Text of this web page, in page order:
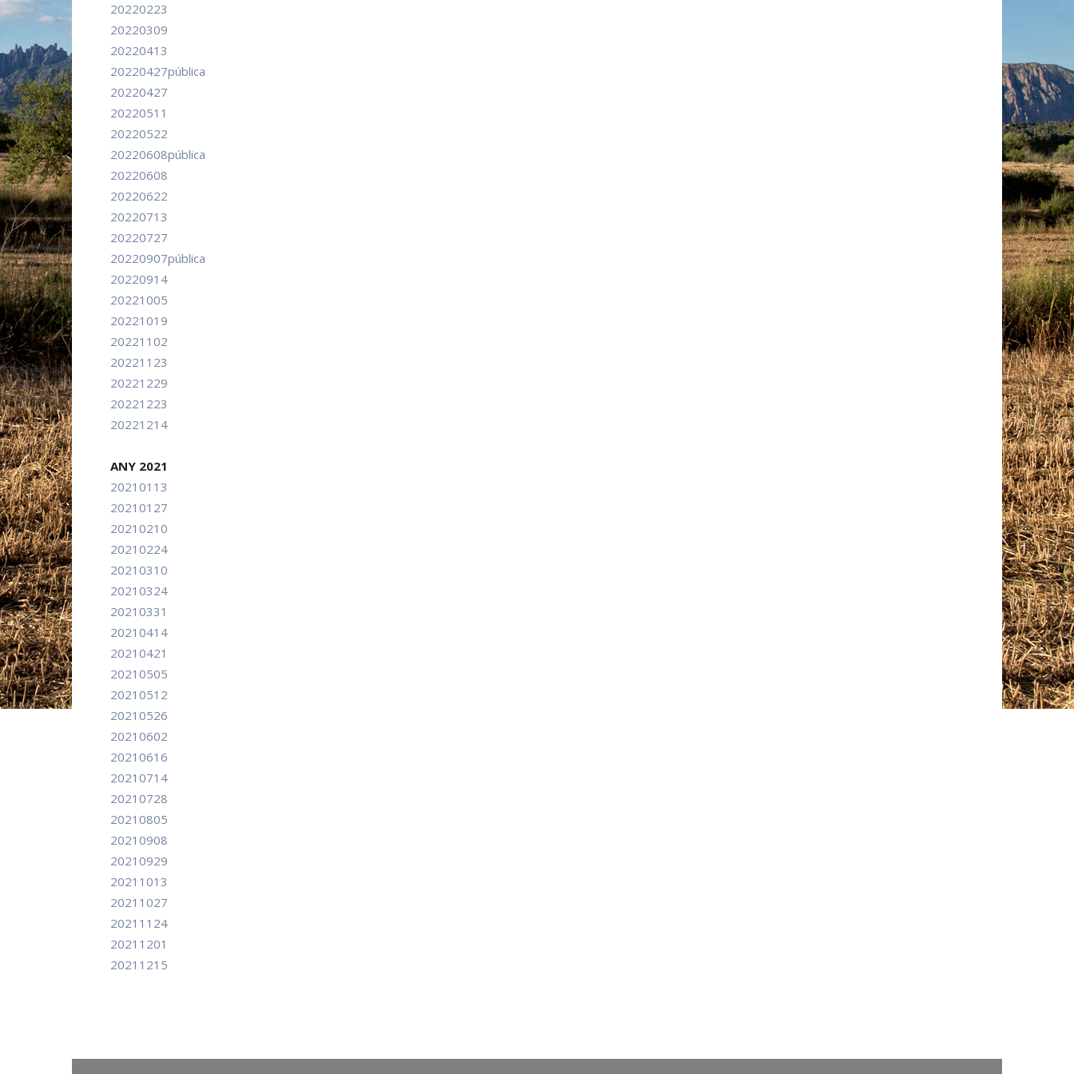
20220223
20220309
20220413
20220427pública
20220427
20220511
20220522
20220608pública
20220608
20220622
20220713
20220727
20220907pública
20220914
20221005
20221019
20221102
20221123
20221229
20221223
20221214
ANY 2021
20210113
20210127
20210210
20210224
20210310
20210324
20210331
20210414
20210421
20210505
20210512
20210526
20210602
20210616
20210714
20210728
20210805
20210908
20210929
20211013
20211027
20211124
20211201
20211215